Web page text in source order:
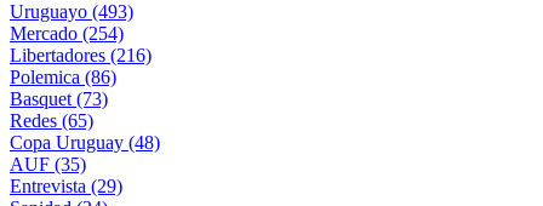
Uruguayo (493)
Mercado (254)
Libertadores (216)
Polemica (86)
Basquet (73)
Redes (65)
Copa Uruguay (48)
AUF (35)
Entrevista (29)